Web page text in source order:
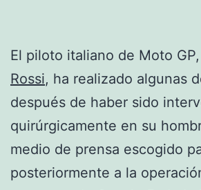
El piloto italiano de Moto GP,
Rossi, ha realizado algunas
después de haber sido
quirúrgicamente en su
medio de prensa escogido
posteriormente a la